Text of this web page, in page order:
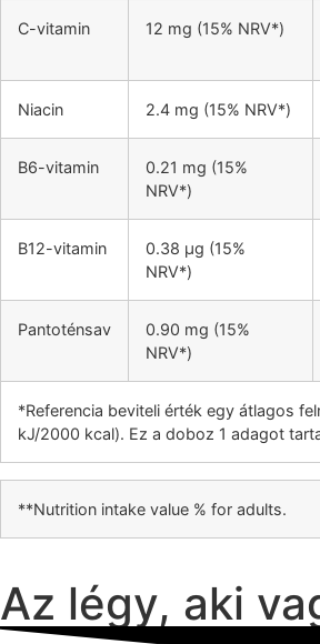
C-vitamin 12 mg (15% NRV*)
Niacin 2.4 mg (15% NRV*)
B6-vitamin
0.21 mg (15%
NRV*)
B12-vitamin
0.38 µg (15%
NRV*)
Pantoténsav
0.90 mg (15%
NRV*)
*Referencia beviteli érték egy átlagos
kJ/2000 kcal). Ez a doboz 1 adagot
**Nutrition intake value % for adults.
Az légy, aki